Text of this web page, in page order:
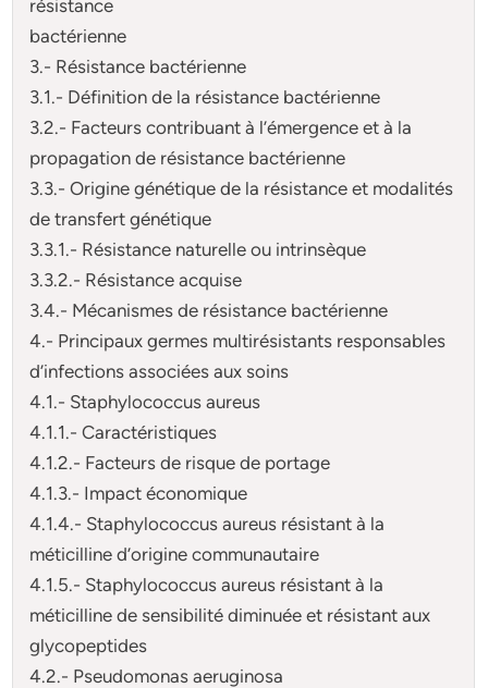
résistance
bactérienne
3.- Résistance bactérienne
3.1.- Définition de la résistance bactérienne
3.2.- Facteurs contribuant à l’émergence et à la
propagation de résistance bactérienne
3.3.- Origine génétique de la résistance et modalités
de transfert génétique
3.3.1.- Résistance naturelle ou intrinsèque
3.3.2.- Résistance acquise
3.4.- Mécanismes de résistance bactérienne
4.- Principaux germes multirésistants responsables
d’infections associées aux soins
4.1.- Staphylococcus aureus
4.1.1.- Caractéristiques
4.1.2.- Facteurs de risque de portage
4.1.3.- Impact économique
4.1.4.- Staphylococcus aureus résistant à la
méticilline d’origine communautaire
4.1.5.- Staphylococcus aureus résistant à la
méticilline de sensibilité diminuée et résistant aux
glycopeptides
4.2.- Pseudomonas aeruginosa